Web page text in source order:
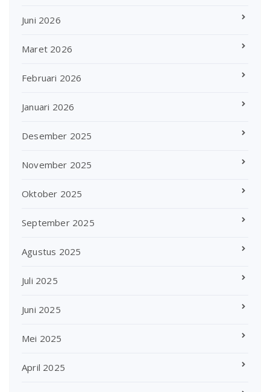
Juni 2026
Maret 2026
Februari 2026
Januari 2026
Desember 2025
November 2025
Oktober 2025
September 2025
Agustus 2025
Juli 2025
Juni 2025
Mei 2025
April 2025